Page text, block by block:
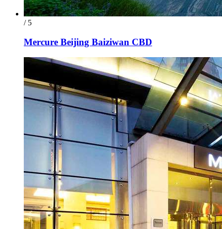
/ 5
Mercure Beijing Baiziwan CBD